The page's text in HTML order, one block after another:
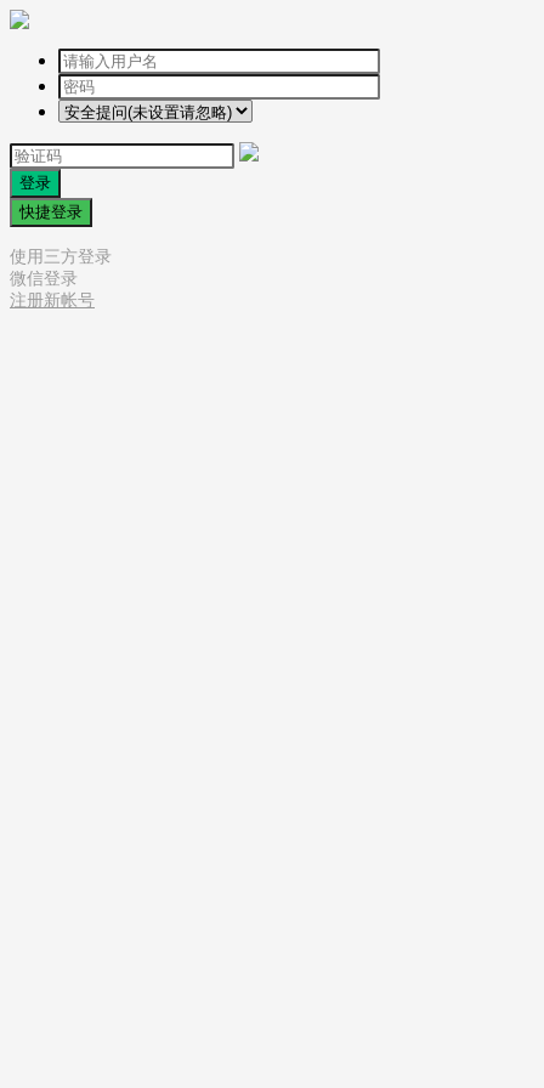
登录
快捷登录
使用三方登录
微信登录
注册新帐号